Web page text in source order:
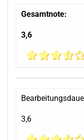
Gesamtnote:
3,6
3,6